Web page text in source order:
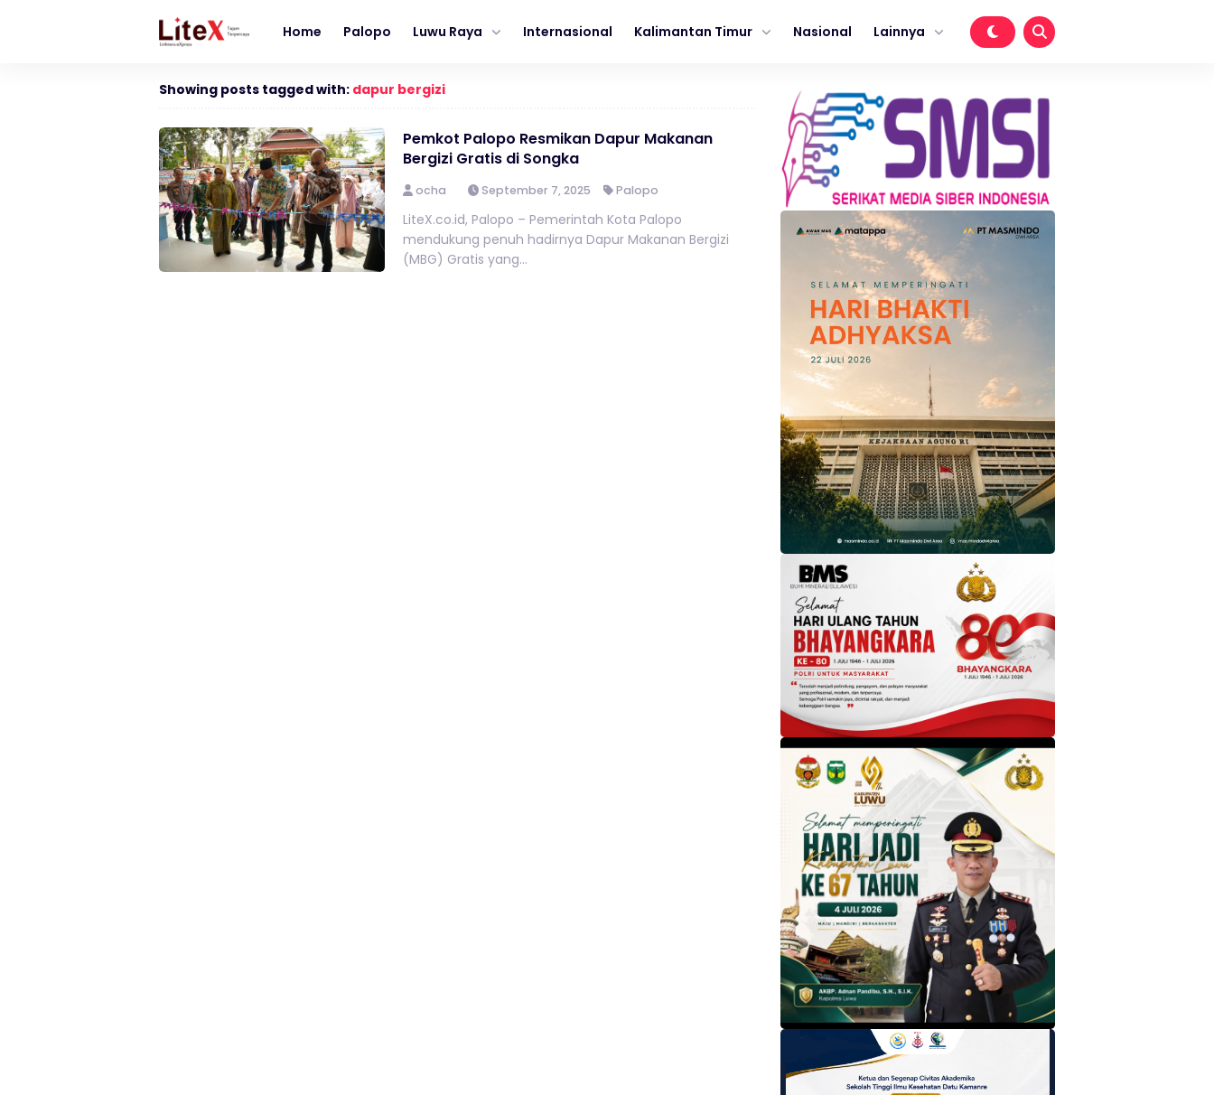
Home Palopo Luwu Raya Internasional Kalimantan Timur Nasional Lainnya
Showing posts tagged with: dapur bergizi
Pemkot Palopo Resmikan Dapur Makanan
Bergizi Gratis di Songka
ocha September 7, 2025 Palopo
LiteX.co.id, Palopo – Pemerintah Kota Palopo
mendukung penuh hadirnya Dapur Makanan Bergizi
(MBG) Gratis yang...